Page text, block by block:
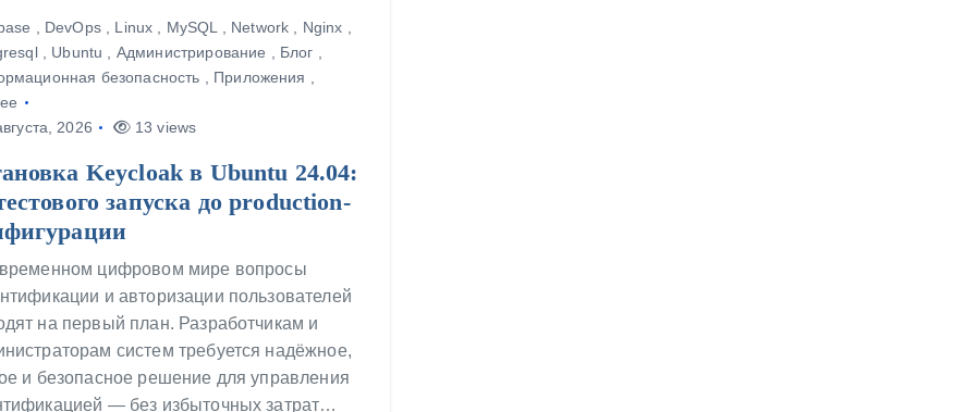
DevOps, Linux MySQL Network Nginx
, Ubuntu Администрирование Блог
безопасность
Приложения
2026
13 views
Keycloak в Ubuntu 24.04:
запуска до production-
цифровом мире вопросы
и авторизации пользователей
на первый план. Разработчикам и
систем требуется надёжное,
и безопасное решение для управления
— без избыточных затрат…